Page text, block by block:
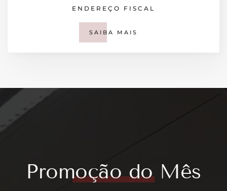
ENDEREÇO FISCAL
SAIBA MAIS
Promoção do Mês